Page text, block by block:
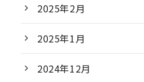
2025年2月
2025年1月
2024年12月